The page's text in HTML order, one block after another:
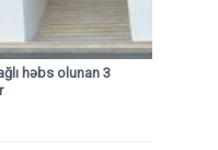
həbs olunan 3